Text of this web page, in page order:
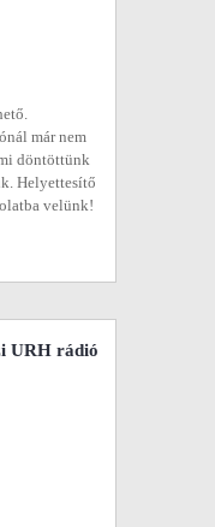
már nem
döntöttünk
Helyettesítő
velünk!
URH rádió